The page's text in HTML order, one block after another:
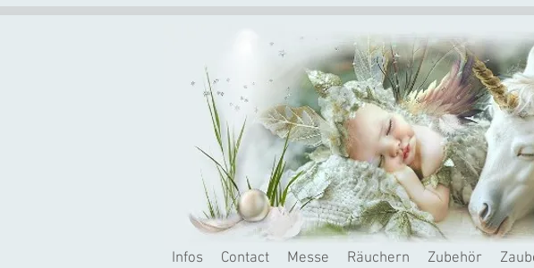
Infos Contact Messe Räuchern Zubehör